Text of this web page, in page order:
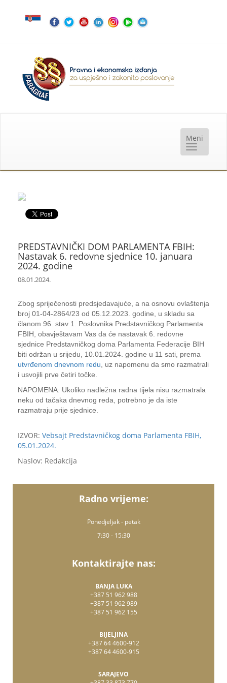
PREDSTAVNIČKI DOM PARLAMENTA FBIH:
Nastavak 6. redovne sjednice 10. januara
2024. godine
08.01.2024.
Zbog spriječenosti predsjedavajuće, a na osnovu ovlaštenja
broj 01-04-2864/23 od 05.12.2023. godine, u skladu sa
članom 96. stav 1. Poslovnika Predstavničkog Parlamenta
FBIH, obavještavam Vas da će nastavak 6. redovne
sjednice Predstavničkog doma Parlamenta Federacije BIH
biti održan u srijedu, 10.01.2024. godine u 11 sati, prema
utvrđenom dnevnom redu , uz napomenu da smo razmatrali
i usvojili prve četiri točke.
NAPOMENA: Ukoliko nadležna radna tijela nisu razmatrala
neku od tačaka dnevnog reda, potrebno je da iste
razmatraju prije sjednice.
IZVOR: Vebsajt Predstavničkog doma Parlamenta FBIH,
05.01.2024.
Naslov: Redakcija
Radno vrijeme:
Ponedjeljak - petak
7:30 - 15:30
Kontaktirajte nas:
BANJA LUKA
+387 51 962 988
+387 51 962 989
+387 51 962 155
BIJELJINA
+387 64 4600-912
+387 64 4600-915
SARAJEVO